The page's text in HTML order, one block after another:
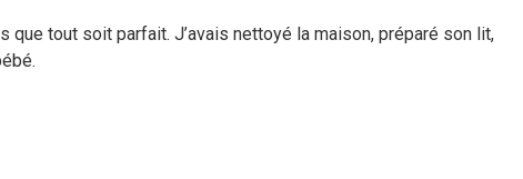
tout soit parfait. J’avais nettoyé la maison, préparé son lit,